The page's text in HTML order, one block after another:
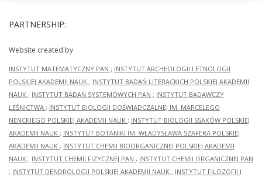
PARTNERSHIP:
Website created by
INSTYTUT MATEMATYCZNY PAN ; INSTYTUT ARCHEOLOGII I ETNOLOGII
POLSKIEJ AKADEMII NAUK ; INSTYTUT BADAŃ LITERACKICH POLSKIEJ AKADEMII
NAUK ; INSTYTUT BADAŃ SYSTEMOWYCH PAN ; INSTYTUT BADAWCZY
LEŚNICTWA ; INSTYTUT BIOLOGII DOŚWIADCZALNEJ IM. MARCELEGO
NENCKIEGO POLSKIEJ AKADEMII NAUK ; INSTYTUT BIOLOGII SSAKÓW POLSKIEJ
AKADEMII NAUK ; INSTYTUT BOTANIKI IM. WŁADYSŁAWA SZAFERA POLSKIEJ
AKADEMII NAUK ; INSTYTUT CHEMII BIOORGANICZNEJ POLSKIEJ AKADEMII
NAUK ; INSTYTUT CHEMII FIZYCZNEJ PAN ; INSTYTUT CHEMII ORGANICZNEJ PAN
; INSTYTUT DENDROLOGII POLSKIEJ AKADEMII NAUK ; INSTYTUT FILOZOFII I